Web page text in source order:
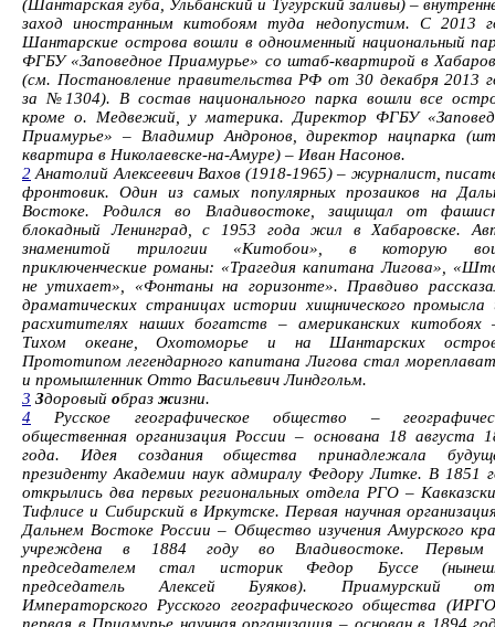
(Шантарская губа, Ульбанский и Тугурский заливы) –
заход иностранным китобоям туда недопустим. С 2013
Шантарские острова вошли в одноименный национальный
ФГБУ «Заповедное Приамурье» со штаб-квартирой в
(см. Постановление правительства РФ от 30 декабря 2013
за №1304). В состав национального парка вошли все
кроме о. Медвежий, у материка. Директор ФГБУ
Приамурье» – Владимир Андронов, директор нацпарка
квартира в Николаевске-на-Амуре) – Иван Насонов.
2Анатолий Алексеевич Вахов (1918-1965) – журналист,
фронтовик. Один из самых популярных прозаиков на
Востоке. Родился во Владивостоке, защищал от
блокадный Ленинград, с 1953 года жил в Хабаровске.
знаменитой трилогии «Китобои», в которую
приключенческие романы: «Трагедия капитана Лигова»,
не утихает», «Фонтаны на горизонте». Правдиво
драматических страницах истории хищнического промысла
расхитителях наших богатств – американских китобоях
Тихом океане, Охотоморье и на Шантарских
Прототипом легендарного капитана Лигова стал
и промышленник Отто Васильевич Линдгольм.
3 Здоровый образ жизни.
4 Русское географическое общество –
общественная организация России – основана 18 августа
года. Идея создания общества принадлежала
президенту Академии наук адмиралу Федору Литке. В 1851
открылись два первых региональных отдела РГО –
Тифлисе и Сибирский в Иркутске. Первая научная
Дальнем Востоке России – Общество изучения Амурского
учреждена в 1884 году во Владивостоке. Первым
председателем стал историк Федор Буссе
председатель Алексей Буяков). Приамурский
Императорского Русского географического общества